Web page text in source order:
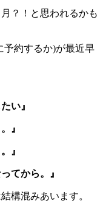
？！と思われるかも
予約するか)が最近早
い』
』
』
てから。』
構混みあいます。